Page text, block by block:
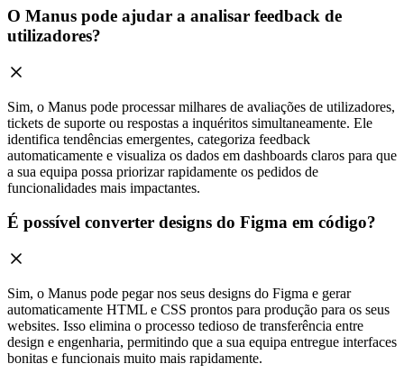
O Manus pode ajudar a analisar feedback de
utilizadores?
Sim, o Manus pode processar milhares de avaliações de utilizadores,
tickets de suporte ou respostas a inquéritos simultaneamente. Ele
identifica tendências emergentes, categoriza feedback
automaticamente e visualiza os dados em dashboards claros para que
a sua equipa possa priorizar rapidamente os pedidos de
funcionalidades mais impactantes.
É possível converter designs do Figma em código?
Sim, o Manus pode pegar nos seus designs do Figma e gerar
automaticamente HTML e CSS prontos para produção para os seus
websites. Isso elimina o processo tedioso de transferência entre
design e engenharia, permitindo que a sua equipa entregue interfaces
bonitas e funcionais muito mais rapidamente.